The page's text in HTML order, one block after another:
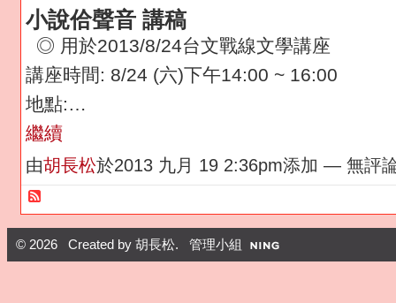
小說佮聲音 講稿
◎ 用於2013/8/24台文戰線文學講座
講座時間: 8/24 (六)下午14:00 ~ 16:00
地點:…
繼續
由胡長松於2013 九月 19 2:36pm添加 — 無評
© 2026 Created by 胡長松. 管理小組